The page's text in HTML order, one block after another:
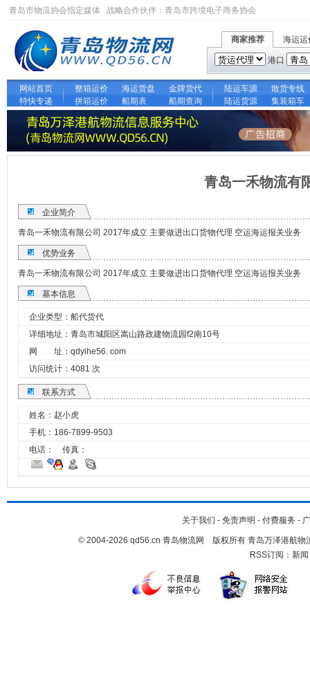
青岛市物流协会指定媒体 战略合作伙伴： 青岛市跨境电子商务协会
商家推荐 海运运
港口
网站首页 整箱运价 海运货盘 金牌货代 陆运车源
散货专线
特快专递
拼箱运价 船期表 船期查询 陆运货源 集装箱车
青岛一禾物流有
企业简介
青岛一禾物流有限公司 2017年成立 主要做进出口货物代理 空运海运报关业务
优势业务
青岛一禾物流有限公司 2017年成立 主要做进出口货物代理 空运海运报关业务
基本信息
企业类型：船代货代
详细地址：青岛市城阳区嵩山路政建物流园f2南10号
网 址： qdyihe56. com
访问统计：4081 次
联系方式
姓名：赵小虎
手机： 186-7899-9503
电话： 传真：
关于我们 - 免责声明 - 付费服务 -
© 2004-2026 qd56.cn 青岛物流网 版权所有 青岛万泽港航物
RSS订阅： 新闻